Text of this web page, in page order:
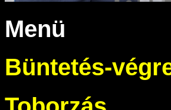
Menü
Büntetés-